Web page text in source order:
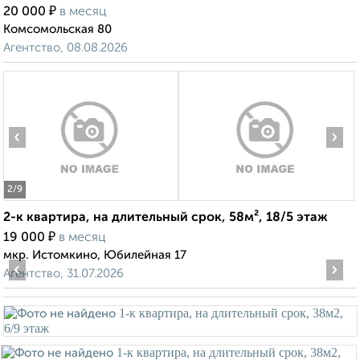
20 000 ₽ в месяц
Комсомольская 80
Агентство, 08.08.2026
2/9
‹ ›
2-к квартира, на длительный срок, 58м², 18/5 этаж
19 000 ₽ в месяц
мкр. Истомкино, Юбилейная 17
Агентство, 31.07.2026
‹ ›